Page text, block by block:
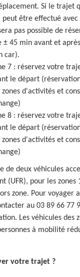
Si le trajet
être effectué
pas possible de
± 45 min avant et
car).
7 : réservez votre
le départ
d'activités et
8 : réservez votre
le départ
d'activités et
de deux véhicules
(UFR), pour les zones
zone. Pour voyager
au 03 89 66 77
Les véhicules des
à mobilité
votre trajet ?